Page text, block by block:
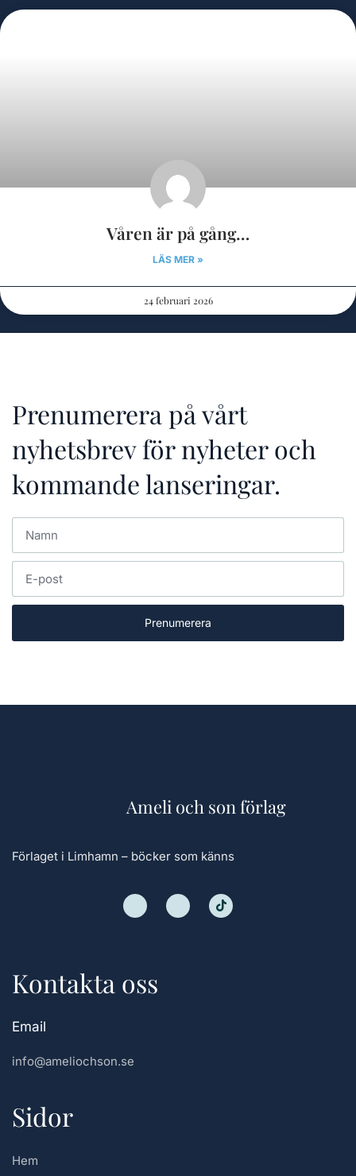
Våren är på gång…
LÄS MER »
24 februari 2026
Prenumerera på vårt
nyhetsbrev för nyheter och
kommande lanseringar.
Prenumerera
Ameli och son förlag
Förlaget i Limhamn – böcker som känns
Kontakta oss
Email
info@ameliochson.se
Sidor
Hem